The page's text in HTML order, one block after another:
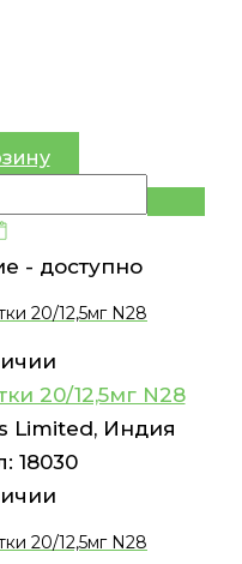
- доступно
20/12,5мг N28
20/12,5мг N28
Limited, Индия
18030
20/12,5мг N28